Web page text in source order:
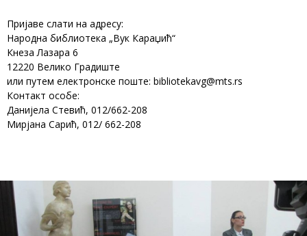
Пријаве слати на адресу:
Народна библиотека „Вук Караџић“
Кнеза Лазара 6
12220 Велико Градиште
или путем електронске поште: bibliotekavg@mts.rs
Контакт особе:
Данијела Стевић, 012/662-208
Мирјана Сарић, 012/ 662-208